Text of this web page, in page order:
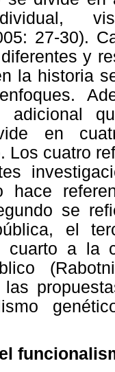
27-30).
y
la historia
adicional
en
Los cuatro
hace
se
el
cuarto a la
las